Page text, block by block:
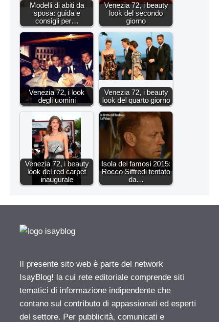
Modelli di abiti da
sposa: guida e
consigli per…
Venezia 72, i beauty
look del secondo
giorno
Venezia 72, i look
degli uomini
Venezia 72, i beauty
look del quarto giorno
Venezia 72, i beauty
look del red carpet
inaugurale
Isola dei famosi 2015:
Rocco Siffredi tentato
da…
Il presente sito web è parte del network
IsayBlog! la cui rete editoriale comprende siti
tematici di informazione indipendente che
contano sul contributo di appassionati ed esperti
del settore. Per pubblicità, comunicati e